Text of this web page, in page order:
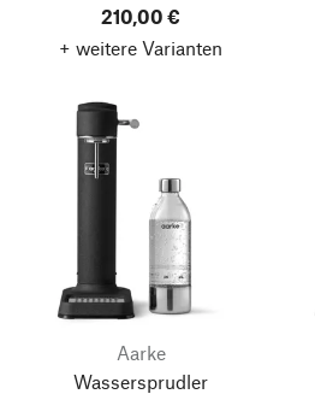
210,00 €
+ weitere Varianten
Aarke
Wassersprudler